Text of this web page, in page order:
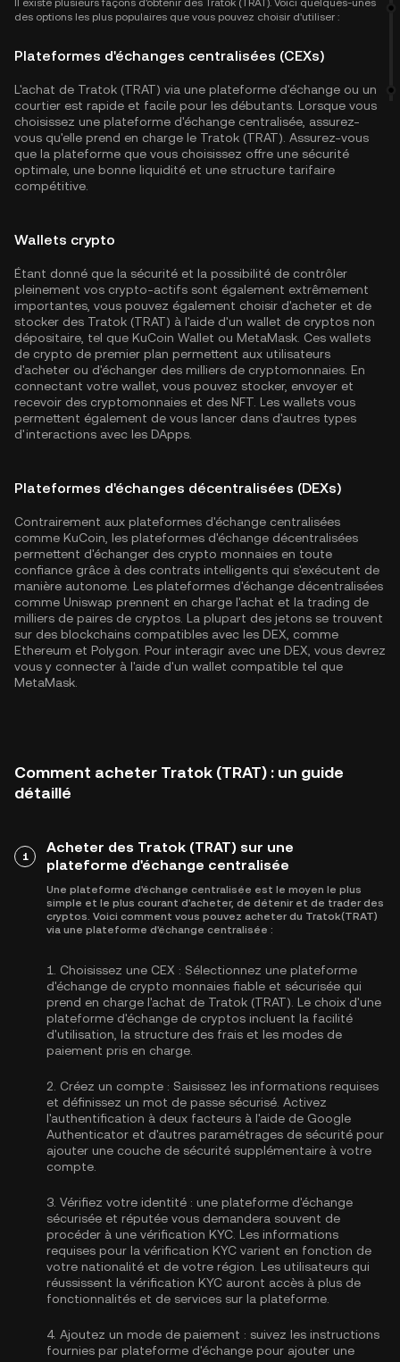
Il existe plusieurs façons d'obtenir des Tratok (TRAT). Voici quelques-unes
des options les plus populaires que vous pouvez choisir d'utiliser :
Plateformes d'échanges centralisées (CEXs)
L'achat de Tratok (TRAT) via une plateforme d'échange ou un
courtier est rapide et facile pour les débutants. Lorsque vous
choisissez une plateforme d'échange centralisée, assurez-
vous qu'elle prend en charge le Tratok (TRAT). Assurez-vous
que la plateforme que vous choisissez offre une sécurité
optimale, une bonne liquidité et une structure tarifaire
compétitive.
Wallets crypto
Étant donné que la sécurité et la possibilité de contrôler
pleinement vos crypto-actifs sont également extrêmement
importantes, vous pouvez également choisir d'acheter et de
stocker des Tratok (TRAT) à l'aide d'un wallet de cryptos non
dépositaire, tel que KuCoin Wallet ou MetaMask. Ces wallets
de crypto de premier plan permettent aux utilisateurs
d'acheter ou d'échanger des milliers de cryptomonnaies. En
connectant votre wallet, vous pouvez stocker, envoyer et
recevoir des cryptomonnaies et des NFT. Les wallets vous
permettent également de vous lancer dans d'autres types
d'interactions avec les DApps.
Plateformes d'échanges décentralisées (DEXs)
Contrairement aux plateformes d'échange centralisées
comme KuCoin, les plateformes d'échange décentralisées
permettent d'échanger des crypto monnaies en toute
confiance grâce à des contrats intelligents qui s'exécutent de
manière autonome. Les plateformes d'échange décentralisées
comme Uniswap prennent en charge l'achat et la trading de
milliers de paires de cryptos. La plupart des jetons se trouvent
sur des blockchains compatibles avec les DEX, comme
Ethereum et Polygon . Pour interagir avec une DEX, vous devrez
vous y connecter à l'aide d'un wallet compatible tel que
MetaMask.
Comment acheter Tratok (TRAT) : un guide
détaillé
1
Acheter des Tratok (TRAT) sur une
plateforme d'échange centralisée
Une plateforme d'échange centralisée est le moyen le plus
simple et le plus courant d'acheter, de détenir et de trader des
cryptos. Voici comment vous pouvez acheter du Tratok(TRAT)
via une plateforme d'échange centralisée :
1. Choisissez une CEX : Sélectionnez une plateforme
d'échange de crypto monnaies fiable et sécurisée qui
prend en charge l'achat de Tratok (TRAT). Le choix d'une
plateforme d'échange de cryptos incluent la facilité
d'utilisation, la structure des frais et les modes de
paiement pris en charge.
2. Créez un compte : Saisissez les informations requises
et définissez un mot de passe sécurisé. Activez
l'authentification à deux facteurs à l'aide de Google
Authenticator et d'autres paramétrages de sécurité pour
ajouter une couche de sécurité supplémentaire à votre
compte.
3. Vérifiez votre identité : une plateforme d'échange
sécurisée et réputée vous demandera souvent de
procéder à une vérification KYC. Les informations
requises pour la vérification KYC varient en fonction de
votre nationalité et de votre région. Les utilisateurs qui
réussissent la vérification KYC auront accès à plus de
fonctionnalités et de services sur la plateforme.
4. Ajoutez un mode de paiement : suivez les instructions
fournies par plateforme d'échange pour ajouter une